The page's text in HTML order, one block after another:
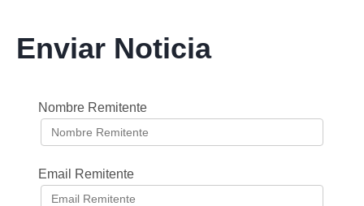
Enviar Noticia
Nombre Remitente
Email Remitente